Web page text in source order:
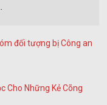
đối tượng bị Công an
Cho Những Kẻ Cõng